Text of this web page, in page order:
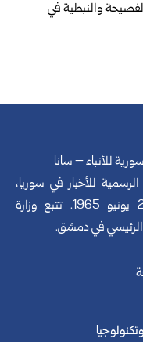
والنبطية في
للأنباء – سانا
للأخبار في سوريا،
تأسست في 24 يونيو 1965. تتبع وزارة
الرئيسي في دمشق.